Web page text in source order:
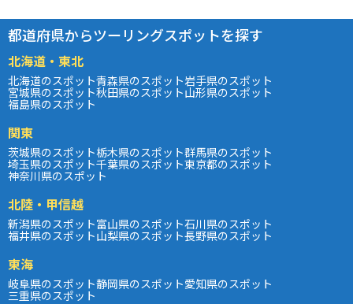
都道府県からツーリングスポットを探す
北海道・東北
北海道のスポット青森県のスポット岩手県のスポット
宮城県のスポット秋田県のスポット山形県のスポット
福島県のスポット
関東
茨城県のスポット栃木県のスポット群馬県のスポット
埼玉県のスポット千葉県のスポット東京都のスポット
神奈川県のスポット
北陸・甲信越
新潟県のスポット富山県のスポット石川県のスポット
福井県のスポット山梨県のスポット長野県のスポット
東海
岐阜県のスポット静岡県のスポット愛知県のスポット
三重県のスポット